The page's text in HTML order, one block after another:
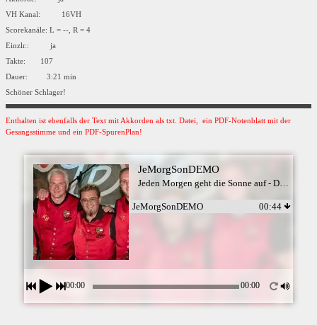
VH Kanal: 16VH
Scorekanäle: L = --, R = 4
Einzlr.: ja
Takte: 107
Dauer: 3:21 min
Schöner Schlager!
Enthalten ist ebenfalls der Text mit Akkorden als txt. Datei, ein PDF-Notenblatt mit der
Gesangsstimme und ein PDF-SpurenPlan!
JeMorgSonDEMO
Jeden Morgen geht die Sonne auf - Die Kärntner Buam
JeMorgSonDEMO 00:44
00:00 00:00